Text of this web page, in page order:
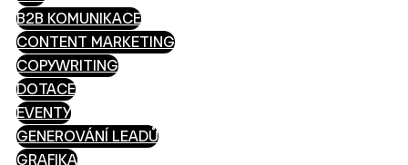
B2B KOMUNIKACE
CONTENT MARKETING
COPYWRITING
DOTACE
EVENTY
GENEROVÁNÍ LEADŮ
GRAFIKA